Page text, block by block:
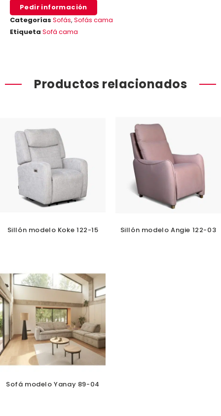
Pedir información
Categorías Sofás, Sofás cama
Etiqueta Sofá cama
Productos relacionados
Sillón modelo Koke 122-15 Sillón modelo Angie 122-03
Sofá modelo Yanay 89-04